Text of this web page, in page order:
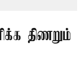
திணறும்